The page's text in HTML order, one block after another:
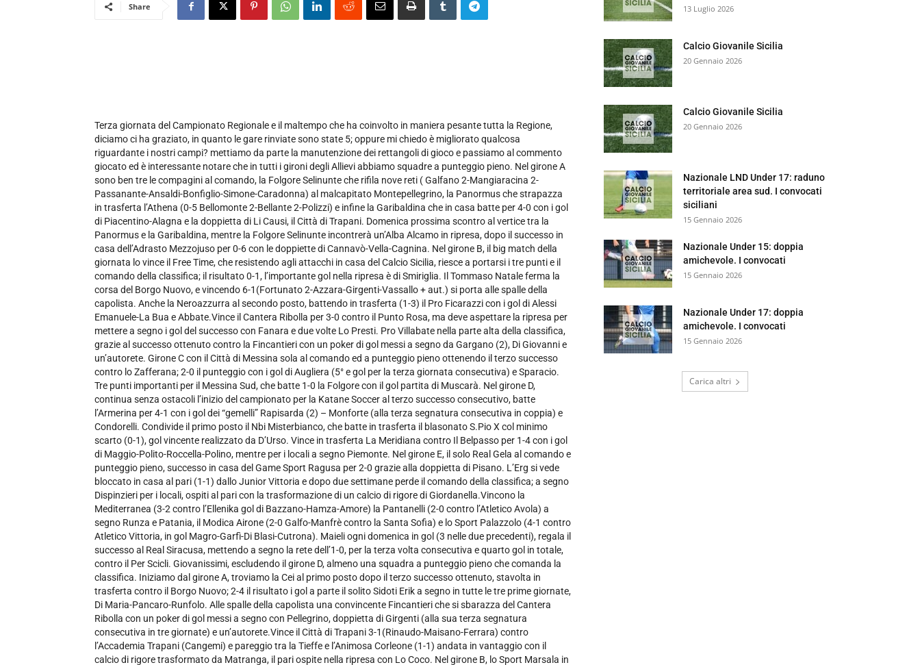
Share
Terza giornata del Campionato Regionale e il maltempo che ha coinvolto in maniera pesante tutta la Regione,
diciamo ci ha graziato, in quanto le gare rinviate sono state 5; oppure mi chiedo è migliorato qualcosa
riguardante i nostri campi? mettiamo da parte la manutenzione dei rettangoli di gioco e passiamo al commento
giocato ed è interessante notare che in tutti i gironi degli Allievi abbiamo squadre a punteggio pieno. Nel girone A
sono ben tre le compagini al comando, la Folgore Selinunte che rifila nove reti ( Galfano 2-Mangiaracina 2-
Passanante-Ansaldi-Bonfiglio-Simone-Caradonna) al malcapitato Montepellegrino, la Panormus che strapazza
in trasferta l’Athena (0-5 Bellomonte 2-Bellante 2-Polizzi) e infine la Garibaldina che in casa batte per 4-0 con i gol
di Piacentino-Alagna e la doppietta di Li Causi, il Città di Trapani. Domenica prossima scontro al vertice tra la
Panormus e la Garibaldina, mentre la Folgore Selinunte incontrerà un’Alba Alcamo in ripresa, dopo il successo in
casa dell’Adrasto Mezzojuso per 0-6 con le doppiette di Cannavò-Vella-Cagnina. Nel girone B, il big match della
giornata lo vince il Free Time, che resistendo agli attacchi in casa del Calcio Sicilia, riesce a portarsi i tre punti e il
comando della classifica; il risultato 0-1, l’importante gol nella ripresa è di Smiriglia. Il Tommaso Natale ferma la
corsa del Borgo Nuovo, e vincendo 6-1(Fortunato 2-Azzara-Girgenti-Vassallo + aut.) si porta alle spalle della
capolista. Anche la Neroazzurra al secondo posto, battendo in trasferta (1-3) il Pro Ficarazzi con i gol di Alessi
Emanuele-La Bua e Abbate.Vince il Cantera Ribolla per 3-0 contro il Punto Rosa, ma deve aspettare la ripresa per
mettere a segno i gol del successo con Fanara e due volte Lo Presti. Pro Villabate nella parte alta della classifica,
grazie al successo ottenuto contro la Fincantieri con un poker di gol messi a segno da Gargano (2), Di Giovanni e
un’autorete. Girone C con il Città di Messina sola al comando ed a punteggio pieno ottenendo il terzo successo
contro lo Zafferana; 2-0 il punteggio con i gol di Augliera (5° e gol per la terza giornata consecutiva) e Sparacio.
Tre punti importanti per il Messina Sud, che batte 1-0 la Folgore con il gol partita di Muscarà. Nel girone D,
continua senza ostacoli l’inizio del campionato per la Katane Soccer al terzo successo consecutivo, batte
l’Armerina per 4-1 con i gol dei “gemelli” Rapisarda (2) – Monforte (alla terza segnatura consecutiva in coppia) e
Condorelli. Condivide il primo posto il Nbi Misterbianco, che batte in trasferta il blasonato S.Pio X col minimo
scarto (0-1), gol vincente realizzato da D’Urso. Vince in trasferta La Meridiana contro Il Belpasso per 1-4 con i gol
di Maggio-Polito-Roccella-Polino, mentre per i locali a segno Piemonte. Nel girone E, il solo Real Gela al comando e
punteggio pieno, successo in casa del Game Sport Ragusa per 2-0 grazie alla doppietta di Pisano. L’Erg si vede
bloccato in casa al pari (1-1) dallo Junior Vittoria e dopo due settimane perde il comando della classifica; a segno
Dispinzieri per i locali, ospiti al pari con la trasformazione di un calcio di rigore di Giordanella.Vincono la
Mediterranea (3-2 contro l’Ellenika gol di Bazzano-Hamza-Amore) la Pantanelli (2-0 contro l’Atletico Avola) a
segno Runza e Patania, il Modica Airone (2-0 Galfo-Manfrè contro la Santa Sofia) e lo Sport Palazzolo (4-1 contro
Atletico Vittoria, in gol Magro-Garfì-Di Blasi-Cutrona). Maieli ogni domenica in gol (3 nelle due precedenti), regala il
successo al Real Siracusa, mettendo a segno la rete dell’1-0, per la terza volta consecutiva e quarto gol in totale,
contro il Per Scicli. Giovanissimi, escludendo il girone D, almeno una squadra a punteggio pieno che comanda la
classifica. Iniziamo dal girone A, troviamo la Cei al primo posto dopo il terzo successo ottenuto, stavolta in
trasferta contro il Borgo Nuovo; 2-4 il risultato i gol a parte il solito Sidoti Erik a segno in tutte le tre prime giornate,
Di Maria-Pancaro-Runfolo. Alle spalle della capolista una convincente Fincantieri che si sbarazza del Cantera
Ribolla con un poker di gol messi a segno con Pellegrino, doppietta di Girgenti (alla sua terza segnatura
consecutiva in tre giornate) e un’autorete.Vince il Città di Trapani 3-1(Rinaudo-Maisano-Ferrara) contro
l’Accademia Trapani (Cangemi) e pareggio tra la Tieffe e l’Animosa Corleone (1-1) andata in vantaggio con il
calcio di rigore trasformato da Matranga, il pari ospite nella ripresa con Lo Coco. Nel girone B, lo Sport Marsala in
13 Luglio 2026
Calcio Giovanile Sicilia
20 Gennaio 2026
Calcio Giovanile Sicilia
20 Gennaio 2026
Nazionale LND Under 17: raduno
territoriale area sud. I convocati
siciliani
15 Gennaio 2026
Nazionale Under 15: doppia
amichevole. I convocati
15 Gennaio 2026
Nazionale Under 17: doppia
amichevole. I convocati
15 Gennaio 2026
Carica altri